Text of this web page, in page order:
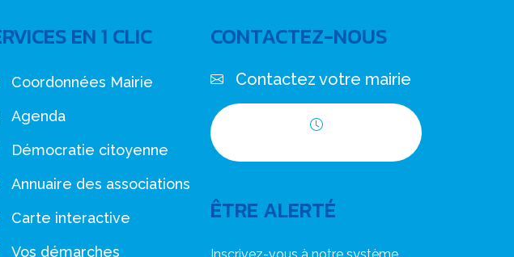
EN 1 CLIC
Coordonnées Mairie
Agenda
Démocratie citoyenne
Annuaire des associations
Carte interactive
Vos démarches
CONTACTEZ-NOUS
Contactez votre mairie
ÊTRE ALERTÉ